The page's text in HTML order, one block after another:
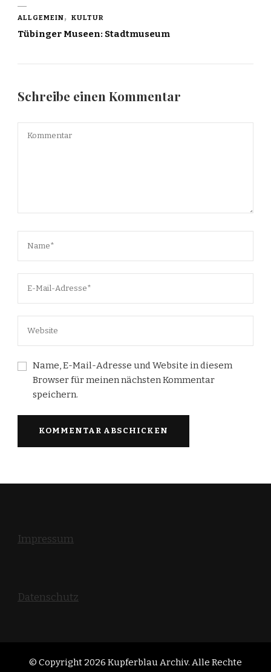
ALLGEMEIN KULTUR
Tübinger Museen: Stadtmuseum
Schreibe einen Kommentar
Name, E-Mail-Adresse und Website in diesem
Browser für meinen nächsten Kommentar
speichern.
Impressum
Datenschutz
© Copyright 2026 Kupferblau Archiv. Alle Rechte